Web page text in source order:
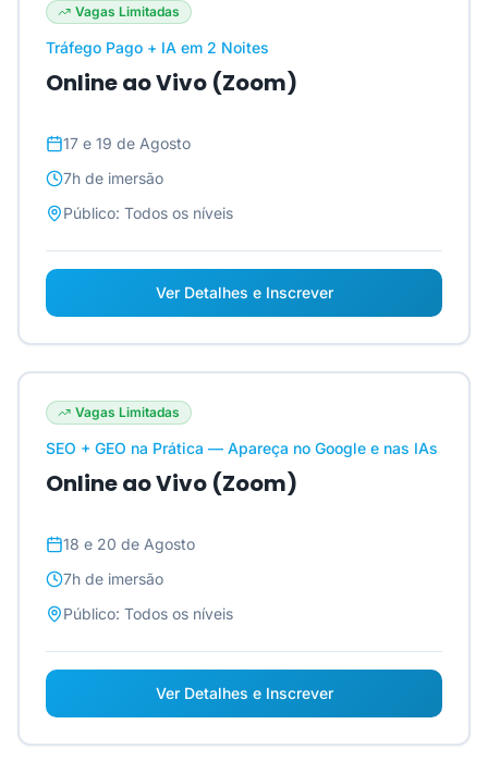
Vagas Limitadas
Tráfego Pago + IA em 2 Noites
Online ao Vivo (Zoom)
17 e 19 de Agosto
7h de imersão
Público: Todos os níveis
Ver Detalhes e Inscrever
Vagas Limitadas
SEO + GEO na Prática — Apareça no Google e nas IAs
Online ao Vivo (Zoom)
18 e 20 de Agosto
7h de imersão
Público: Todos os níveis
Ver Detalhes e Inscrever